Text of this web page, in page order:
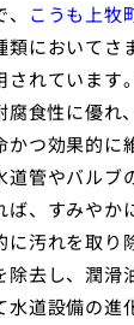
こうも上牧
において
れていま
食性に優
つ効果的
管やバルブ
ば、すみやか
汚れを取
去し、潤
道設備の